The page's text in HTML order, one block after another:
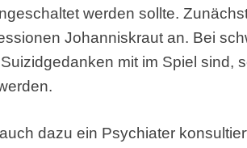
werden sollte.
Johanniskraut an. Bei
mit im Spiel sind,
dazu ein Psychiater